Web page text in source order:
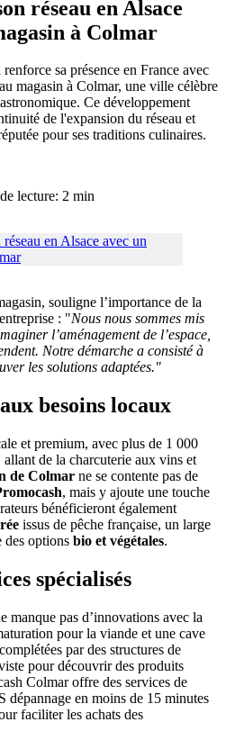
réseau en Alsace
à Colmar
sa présence en France avec
magasin à Colmar, une ville célèbre
Ce développement
de l'expansion du réseau et
pour ses traditions culinaires.
lecture: 2 min
souligne l’importance de la
: "Nous nous sommes mis
l’aménagement de l’espace,
Notre démarche a consisté à
les solutions adaptées."
besoins locaux
et premium, avec plus de 1 000
de la charcuterie aux vins et
de Colmar ne se contente pas de
, mais y ajoute une touche
bénéficieront également
issus de pêche française, un large
des options bio et végétales.
spécialisés
manque pas d’innovations avec la
pour la viande et une cave
par des structures de
pour découvrir des produits
Colmar offre des services de
dépannage en moins de 15 minutes
faciliter les achats des